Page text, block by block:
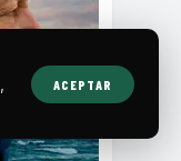
ACEPTAR